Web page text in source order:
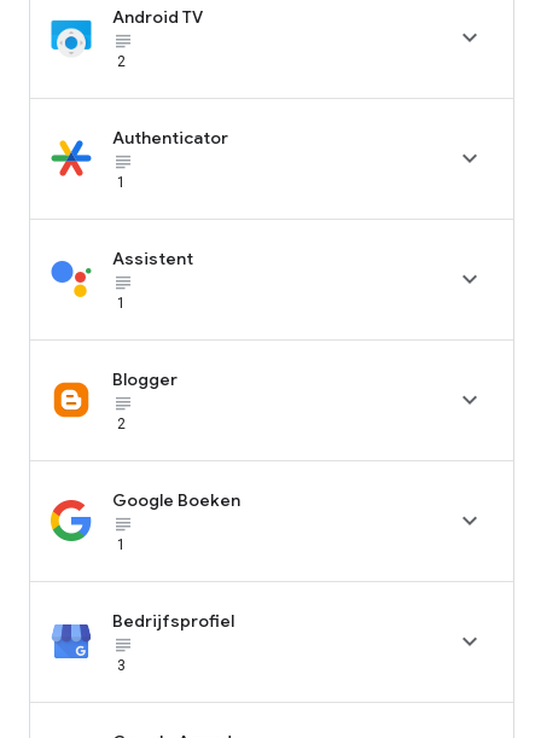
Android TV
subject_black
2

Authenticator
subject_black
1

Assistent
subject_black
1

Blogger
subject_black
2

Google Boeken
subject_black
1

Bedrijfsprofiel
subject_black
3
